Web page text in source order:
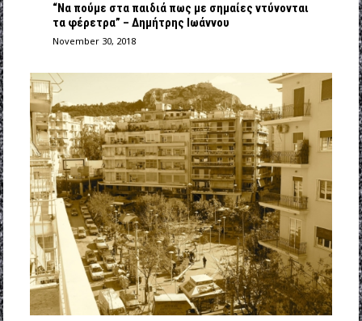
“Να πούμε στα παιδιά πως με σημαίες ντύνονται
τα φέρετρα” – Δημήτρης Ιωάννου
November 30, 2018